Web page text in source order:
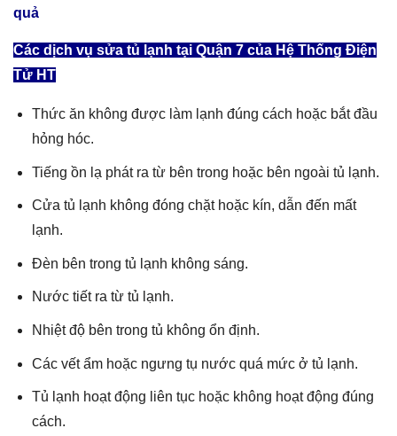
quả
Các dịch vụ sửa tủ lạnh tại Quận 7 của Hệ Thống Điện
Tử HT
Thức ăn không được làm lạnh đúng cách hoặc bắt đầu
hỏng hóc.
Tiếng ồn lạ phát ra từ bên trong hoặc bên ngoài tủ lạnh.
Cửa tủ lạnh không đóng chặt hoặc kín, dẫn đến mất
lạnh.
Đèn bên trong tủ lạnh không sáng.
Nước tiết ra từ tủ lạnh.
Nhiệt độ bên trong tủ không ổn định.
Các vết ẩm hoặc ngưng tụ nước quá mức ở tủ lạnh.
Tủ lạnh hoạt động liên tục hoặc không hoạt động đúng
cách.